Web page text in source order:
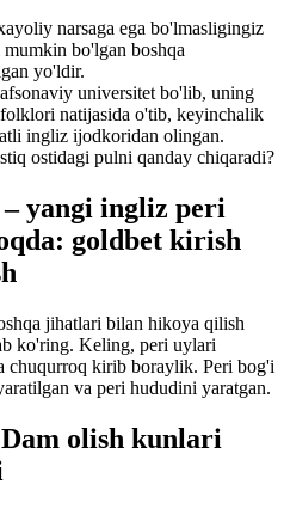
narsaga ega bo'lmasligingiz
bo'lgan boshqa
yo'ldir.
universitet bo'lib, uning
natijasida o'tib, keyinchalik
ingliz ijodkoridan olingan.
ostidagi pulni qanday chiqaradi?
yangi ingliz peri
goldbet kirish
jihatlari bilan hikoya qilish
ko'ring. Keling, peri uylari
chuqurroq kirib boraylik. Peri bog'i
va peri hududini yaratgan.
olish kunlari